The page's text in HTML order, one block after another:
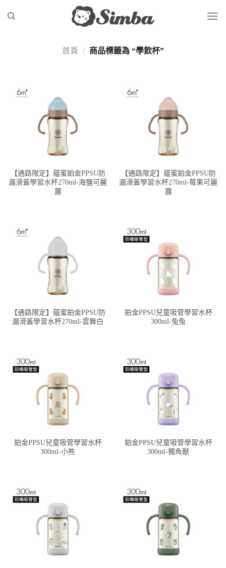
首頁 / 商品標籤為 “學飲杯”
【通路限定】蘊蜜鉑金PPSU防
漏滑蓋學習水杯270ml-海鹽可麗
露
【通路限定】蘊蜜鉑金PPSU防
漏滑蓋學習水杯270ml-莓果可麗
露
【通路限定】蘊蜜鉑金PPSU防
漏滑蓋學習水杯270ml-雲舞白
鉑金PPSU兒童吸管學習水杯
300ml-兔兔
鉑金PPSU兒童吸管學習水杯
300ml-小熊
鉑金PPSU兒童吸管學習水杯
300ml-獨角獸